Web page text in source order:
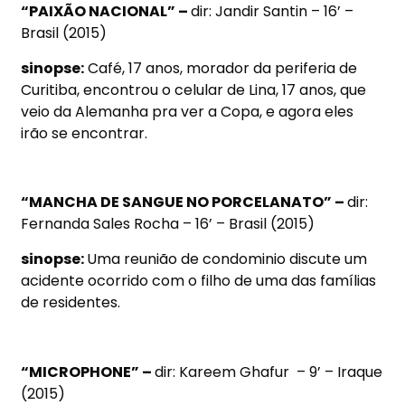
“PAIXÃO NACIONAL” –dir: Jandir Santin – 16’ –
Brasil (2015)
sinopse:Café, 17 anos, morador da periferia de
Curitiba, encontrou o celular de Lina, 17 anos, que
veio da Alemanha pra ver a Copa, e agora eles
irão se encontrar.
“MANCHA DE SANGUE NO PORCELANATO” –dir:
Fernanda Sales Rocha – 16’ – Brasil (2015)
sinopse:Uma reunião de condominio discute um
acidente ocorrido com o filho de uma das famílias
de residentes.
“MICROPHONE” –dir: Kareem Ghafur – 9’ – Iraque
(2015)